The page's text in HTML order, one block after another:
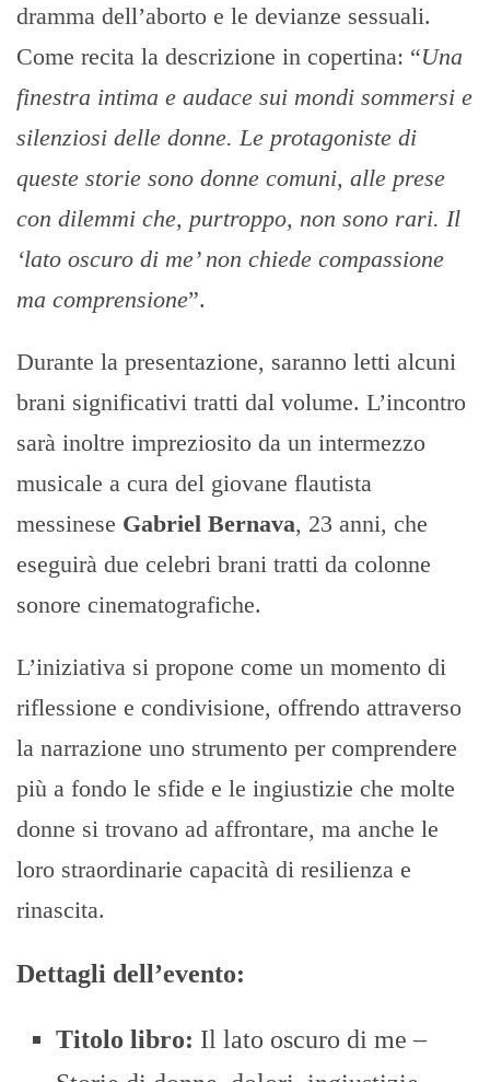
dramma dell’aborto e le devianze sessuali.
Come recita la descrizione in copertina: “Una
finestra intima e audace sui mondi sommersi e
silenziosi delle donne. Le protagoniste di
queste storie sono donne comuni, alle prese
con dilemmi che, purtroppo, non sono rari. Il
‘lato oscuro di me’ non chiede compassione
ma comprensione”.
Durante la presentazione, saranno letti alcuni
brani significativi tratti dal volume. L’incontro
sarà inoltre impreziosito da un intermezzo
musicale a cura del giovane flautista
messinese Gabriel Bernava, 23 anni, che
eseguirà due celebri brani tratti da colonne
sonore cinematografiche.
L’iniziativa si propone come un momento di
riflessione e condivisione, offrendo attraverso
la narrazione uno strumento per comprendere
più a fondo le sfide e le ingiustizie che molte
donne si trovano ad affrontare, ma anche le
loro straordinarie capacità di resilienza e
rinascita.
Dettagli dell’evento:
Titolo libro: Il lato oscuro di me –